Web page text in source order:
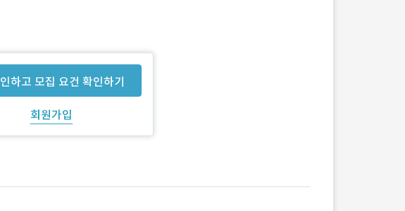
하고 모집 요건 확인하기
회원가입